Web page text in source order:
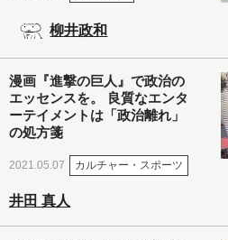
柳井政和
漫画『進撃の巨人』で政治の
エッセンスを。 良質なエンタ
ーテイメントは「政治離れ」
の処方箋
2021.05.07 カルチャー・スポーツ
井田 真人